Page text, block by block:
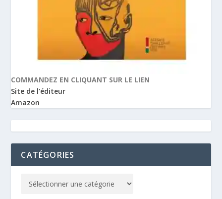
COMMANDEZ EN CLIQUANT SUR LE LIEN
Site de l'éditeur
Amazon
CATÉGORIES